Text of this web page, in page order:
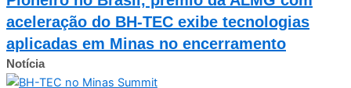
aceleração do BH-TEC exibe tecnologias
aplicadas em Minas no encerramento
Notícia